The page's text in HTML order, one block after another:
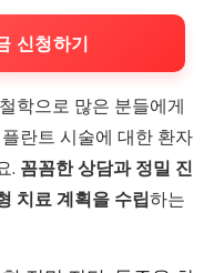
신청하기
학으로 많은 분들에게
란트 시술에 대한 환자
. 꼼꼼한 상담과 정밀 진
치료 계획을 수립하는